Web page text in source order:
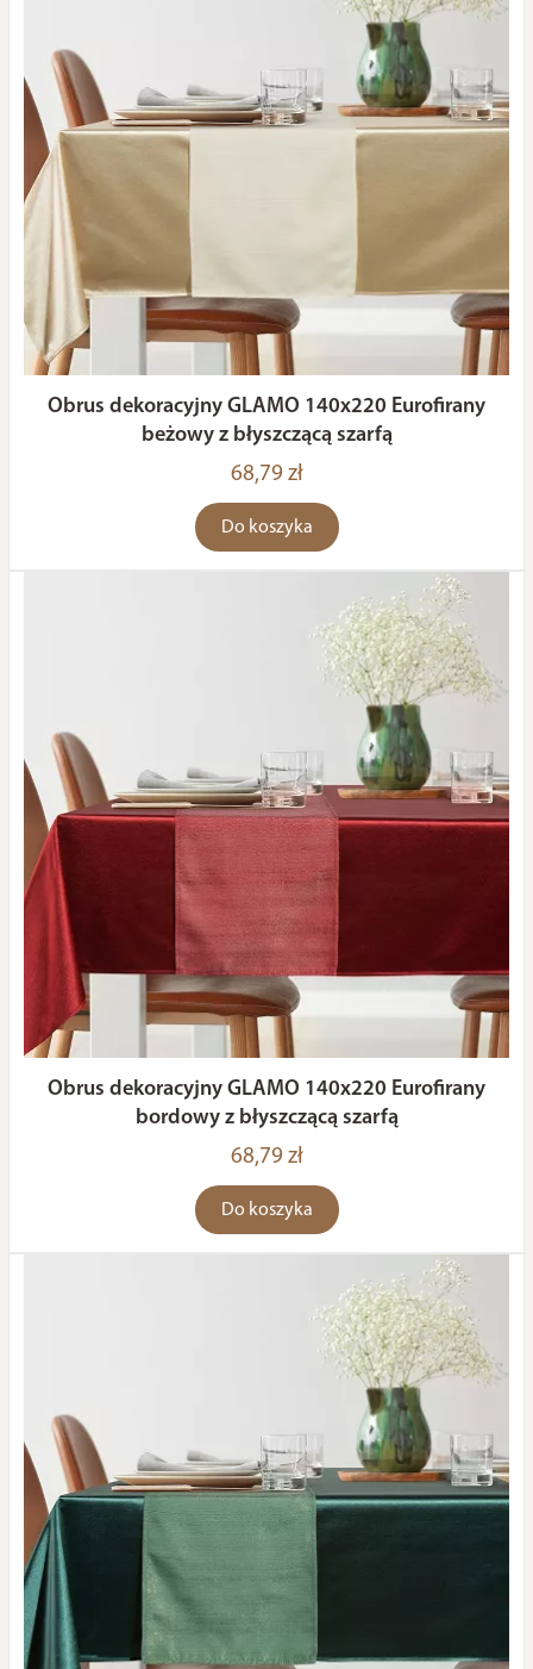
Obrus dekoracyjny GLAMO 140x220 Eurofirany
beżowy z błyszczącą szarfą
68,79 zł
Do koszyka
Obrus dekoracyjny GLAMO 140x220 Eurofirany
bordowy z błyszczącą szarfą
68,79 zł
Do koszyka